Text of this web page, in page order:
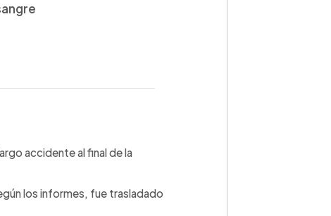
accidente al final de la
los informes, fue trasladado